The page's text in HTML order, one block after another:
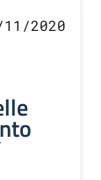
2020